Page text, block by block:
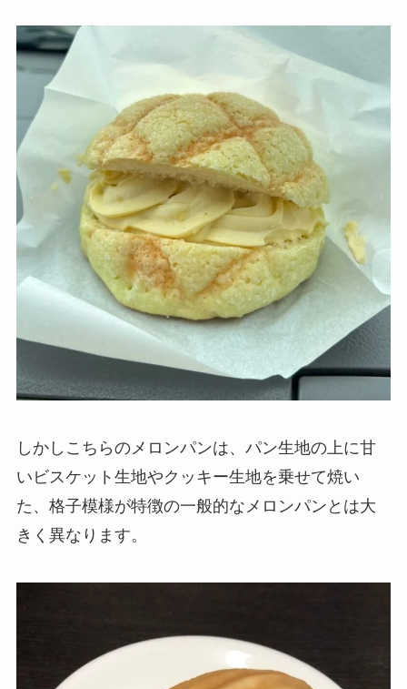
しかしこちらのメロンパンは、パン生地の上に甘
いビスケット生地やクッキー生地を乗せて焼い
た、格子模様が特徴の一般的なメロンパンとは大
きく異なります。